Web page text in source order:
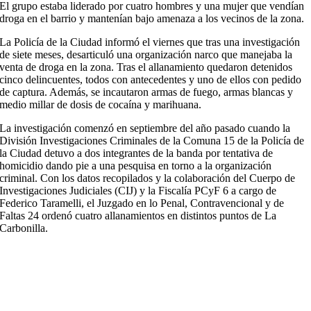
El grupo estaba liderado por cuatro hombres y una mujer que vendían
droga en el barrio y mantenían bajo amenaza a los vecinos de la zona.
La Policía de la Ciudad informó el viernes que tras una investigación
de siete meses, desarticuló una organización narco que manejaba la
venta de droga en la zona. Tras el allanamiento quedaron detenidos
cinco delincuentes, todos con antecedentes y uno de ellos con pedido
de captura. Además, se incautaron armas de fuego, armas blancas y
medio millar de dosis de cocaína y marihuana.
La investigación comenzó en septiembre del año pasado cuando la
División Investigaciones Criminales de la Comuna 15 de la Policía de
la Ciudad detuvo a dos integrantes de la banda por tentativa de
homicidio dando pie a una pesquisa en torno a la organización
criminal. Con los datos recopilados y la colaboración del Cuerpo de
Investigaciones Judiciales (CIJ) y la Fiscalía PCyF 6 a cargo de
Federico Taramelli, el Juzgado en lo Penal, Contravencional y de
Faltas 24 ordenó cuatro allanamientos en distintos puntos de La
Carbonilla.